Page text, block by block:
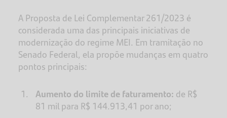
A Proposta de Lei Complementar 261/2023 é
considerada uma das principais iniciativas de
modernização do regime MEI. Em tramitação no
Senado Federal, ela propõe mudanças em quatro
pontos principais:
Aumento do limite de faturamento: de R$
81 mil para R$ 144.913,41 por ano;